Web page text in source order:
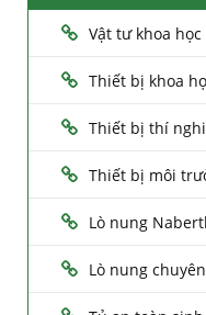
Vật tư khoa học
Thiết bị khoa
Thiết bị thí
Thiết bị môi
Lò nung
Lò nung